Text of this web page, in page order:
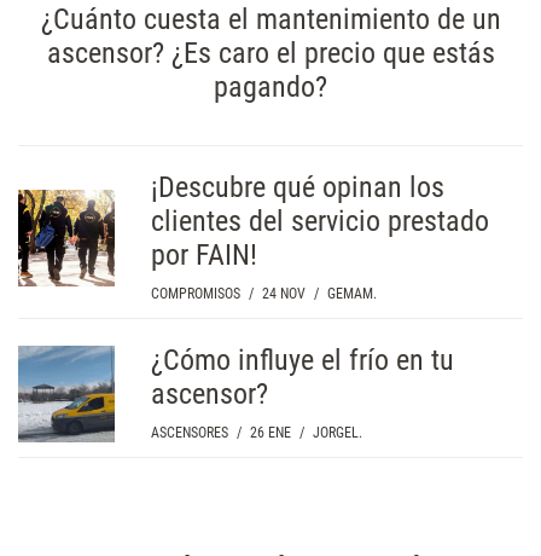
¿Cuánto cuesta el mantenimiento de un
ascensor? ¿Es caro el precio que estás
pagando?
¡Descubre qué opinan los
clientes del servicio prestado
por FAIN!
COMPROMISOS / 24 NOV / GEMAM.
¿Cómo influye el frío en tu
ascensor?
ASCENSORES / 26 ENE / JORGEL.